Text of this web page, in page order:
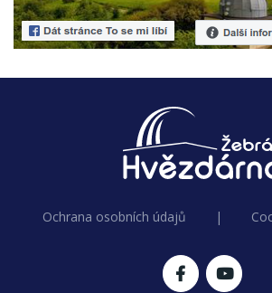
Ochrana osobních údajů |